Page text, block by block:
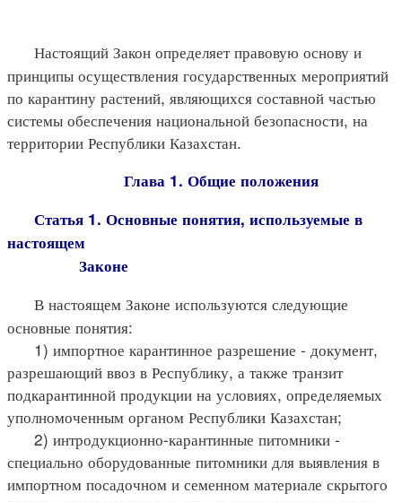
Настоящий Закон определяет правовую основу и
принципы осуществления государственных мероприятий
по карантину растений, являющихся составной частью
системы обеспечения национальной безопасности, на
территории Республики Казахстан.
Глава 1. Общие положения
Статья 1. Основные понятия, используемые в
настоящем
Законе
В настоящем Законе используются следующие
основные понятия:
1) импортное карантинное разрешение - документ,
разрешающий ввоз в Республику, а также транзит
подкарантинной продукции на условиях, определяемых
уполномоченным органом Республики Казахстан;
2) интродукционно-карантинные питомники -
специально оборудованные питомники для выявления в
импортном посадочном и семенном материале скрытого